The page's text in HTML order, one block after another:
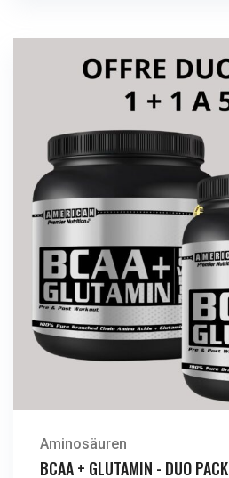
Jetzt Kaufen
Aminosäuren
BCAA + GLUTAMIN - DUO PACK